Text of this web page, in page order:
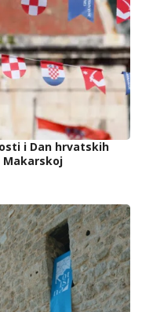
i Dan hrvatskih
Makarskoj